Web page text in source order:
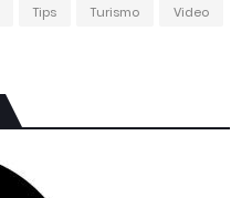
Tips Turismo
Video